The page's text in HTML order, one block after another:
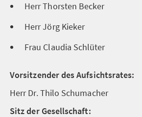
Herr Thorsten Becker
Herr Jörg Kieker
Frau Claudia Schlüter
Vorsitzender des Aufsichtsrates:
Herr Dr. Thilo Schumacher
Sitz der Gesellschaft: